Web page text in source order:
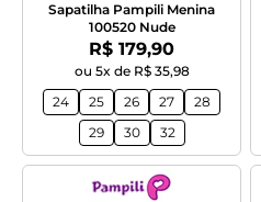
Sapatilha Pampili Menina
100520 Nude
Por:
R$ 179,90
ou 5x de R$ 35,98
24
25 26 27
28
29
30 32